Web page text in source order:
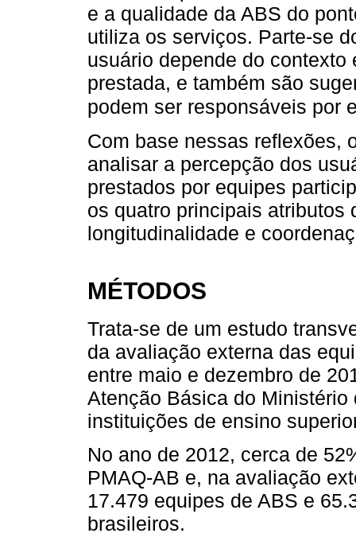
e a qualidade da ABS do
utiliza os serviços. Parte-se
usuário depende do
prestada, e também são
podem ser responsáveis por
Com base nessas reflexões,
analisar a percepção dos
prestados por equipes
os quatro principais atributos
longitudinalidade e
MÉTODOS
Trata-se de um estudo
da avaliação externa das
entre maio e dezembro de
Atenção Básica do
instituições de ensino
No ano de 2012, cerca de
PMAQ-AB e, na avaliação
17.479 equipes de ABS e
brasileiros.